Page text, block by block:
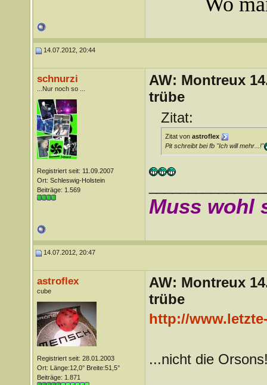
14.07.2012, 20:44
schnurzi
...Nur noch so ...
Registriert seit: 11.09.2007
Ort: Schleswig-Holstein
Beiträge: 1.569
AW: Montreux
trübe
Zitat:
Zitat von astroflex
Pit schreibt bei fb "Ich will mehr...!"
Muss wohl
14.07.2012, 20:47
astroflex
cube
Registriert seit: 28.01.2003
Ort: Länge:12,0° Breite:51,5°
Beiträge: 1.871
AW: Montreux
trübe
http://
...nicht die